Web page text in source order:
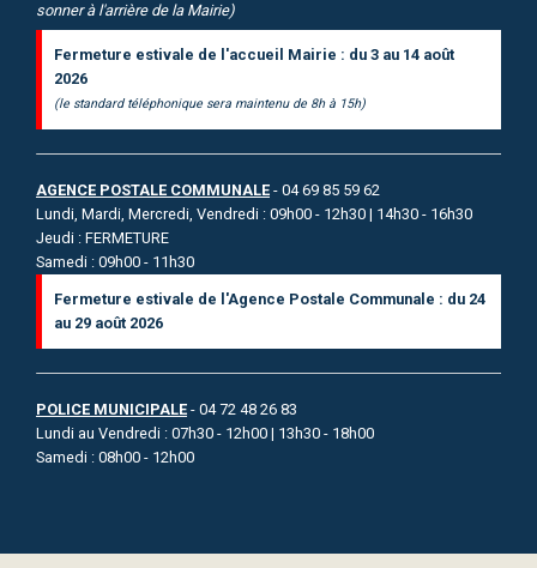
sonner à l'arrière de la Mairie)
Fermeture estivale de l'accueil Mairie : du 3 au 14 août
2026
(le standard téléphonique sera maintenu de 8h à 15h)
AGENCE POSTALE COMMUNALE - 04 69 85 59 62
Lundi, Mardi, Mercredi, Vendredi : 09h00 - 12h30 | 14h30 - 16h30
Jeudi : FERMETURE
Samedi : 09h00 - 11h30
Fermeture estivale de l'Agence Postale Communale : du 24
au 29 août 2026
POLICE MUNICIPALE - 04 72 48 26 83
Lundi au Vendredi : 07h30 - 12h00 | 13h30 - 18h00
Samedi : 08h00 - 12h00